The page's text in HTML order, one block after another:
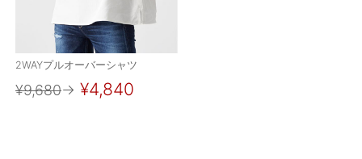
2WAYプルオーバーシャツ
¥9,680→ ¥4,840